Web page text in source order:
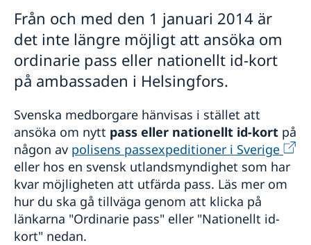
Pass och nationellt id-kort
Ansökan om pass
Ansökan om nationellt id-kort
Utlämnande av färdigt pass/nationellt id-kort
Provisoriska pass
Samordningsnummer
Svenskt medborgarskap
Namnändring
Förnyelse av körkort
Vigsel i Finland
Akut hjälp
Information om avgifter
Reseinformation
Ambassadens reseinformation
Aktuella händelser
Allmänna säkerhetsläget
Om olyckan är framme
Service för svenska företag
Business Sweden i Finland
Anmäla handelshinder
Från och med den 1 januari 2014 är
det inte längre möjligt att ansöka om
ordinarie pass eller nationellt id-kort
på ambassaden i Helsingfors.
Svenska medborgare hänvisas i stället att
ansöka om nytt pass eller nationellt id-kort på
någon av polisens passexpeditioner i Sverige
eller hos en svensk utlandsmyndighet som har
kvar möjligheten att utfärda pass. Läs mer om
hur du ska gå tillväga genom att klicka på
länkarna "Ordinarie pass" eller "Nationellt id-
kort" nedan.